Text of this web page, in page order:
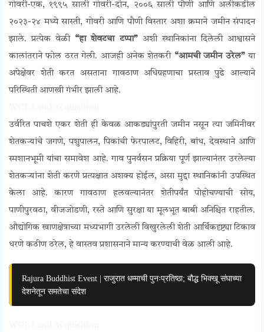
गोवरी-एक, १९९५ साली गोवरी-दोन, २००६ साली पौणी आणि अलीकडील
२०२३-२४ मध्ये सास्ती, गोवरी आणि पौणी विस्तार अशा क्रमाने जमीन संपादन
झाले. प्रत्येक वेळी “हा शेवटचा टप्पा”अशी स्थानिकांना दिलेली आश्वासने
कालांतराने फोल ठरत गेली. आजही अनेक शेतकरी “आमची जमीन उरेल”या
अपेक्षेवर शेती करत असताना गावठाण अधिग्रहणाचा प्रस्ताव पुढे आल्याने
परिस्थिती आणखी गंभीर झाली आहे.
उर्वरित पाचशे एकर शेती ही केवळ आकड्यांपुरती जमीन नसून त्या जमिनीवर
शेतकऱ्यांचे जगणे, पशुपालन, पिकांची फेरपालट, विहिरी, बांध, देवस्थाने आणि
स्मशानभूमी यांचा समावेश आहे. गाव पुनर्वसन प्रक्रिया पूर्ण झाल्यानंतर उरलेल्या
शेतकऱ्यांना शेती करणे प्रत्यक्षात अशक्य होईल, असा मुद्दा स्थानिकांनी उपस्थित
केला आहे. कारण गावठाण हलवल्यानंतर शेतीपर्यंत पोहोचण्याची सोय,
पाणीपुरवठा, वीजजोडणी, रस्ते आणि सुरक्षा या मूलभूत बाबी अनिश्चित राहतील.
औद्योगिक खाणक्षेत्राच्या मध्यभागी उरलेली विखुरलेली शेती आर्थिकदृष्ट्या टिकाव
धरणे कठीण ठरेल, हे वास्तव प्रशासनाने मान्य करण्याची वेळ आली आहे.
Rajura Buddhist Event | राजुरात धम्माची पुनःप्रतिष्ठा; बौद्ध भिक्खू संघाच्या
देशनेतून समतेचा संदेश